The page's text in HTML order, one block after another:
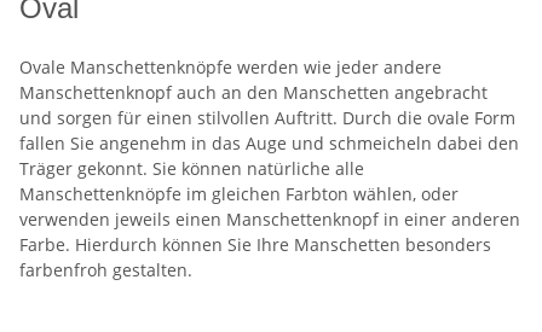
Oval
Ovale Manschettenknöpfe werden wie jeder andere
Manschettenknopf auch an den Manschetten angebracht
und sorgen für einen stilvollen Auftritt. Durch die ovale Form
fallen Sie angenehm in das Auge und schmeicheln dabei den
Träger gekonnt. Sie können natürliche alle
Manschettenknöpfe im gleichen Farbton wählen, oder
verwenden jeweils einen Manschettenknopf in einer anderen
Farbe. Hierdurch können Sie Ihre Manschetten besonders
farbenfroh gestalten.